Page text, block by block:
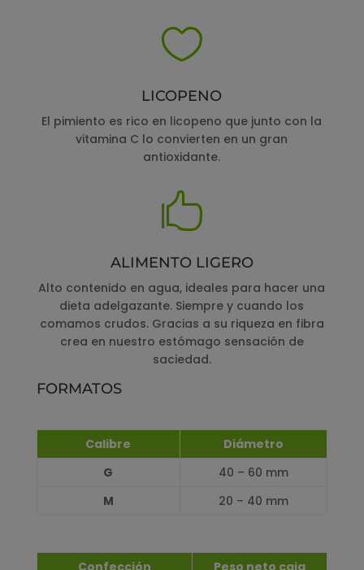

LICOPENO
El pimiento es rico en licopeno que junto con la
vitamina C lo convierten en un gran
antioxidante.

ALIMENTO LIGERO
Alto contenido en agua, ideales para hacer una
dieta adelgazante. Siempre y cuando los
comamos crudos. Gracias a su riqueza en fibra
crea en nuestro estómago sensación de
saciedad.
FORMATOS
Calibre
Diámetro
G
40 – 60 mm
M
20 – 40 mm